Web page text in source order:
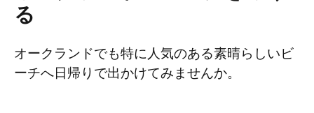
る
オークランドでも特に人気のある素晴らしいビ
ーチへ日帰りで出かけてみませんか。